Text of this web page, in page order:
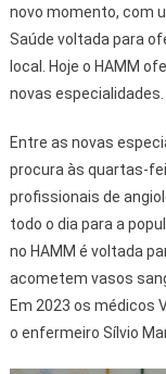
novo momento, com
Saúde voltada para
local. Hoje o HAMM
novas especialidades.
Entre as novas
procura às quartas-
profissionais de
todo o dia para a
no HAMM é voltada
acometem vasos
Em 2023 os médicos
o enfermeiro Sílvio